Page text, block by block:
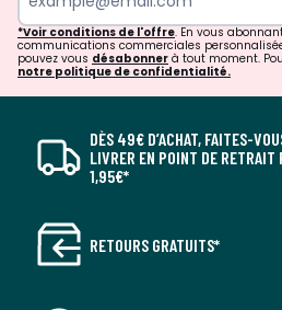
*Voir conditions de l'offre. En vous
communications commerciales
pouvez vous désabonner à tout moment.
notre politique de confidentialité.
DÈS 49€ D’ACHAT, FAITES-
LIVRER EN POINT DE RETRAIT
1,95€*
RETOURS GRATUITS*